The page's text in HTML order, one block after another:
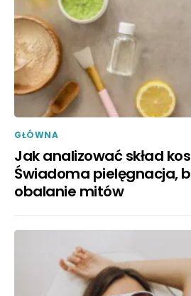
GŁÓWNA
Jak analizować skład
Świadoma pielęgnacja,
obalanie mitów